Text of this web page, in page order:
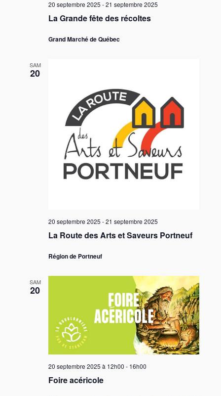
La Grande fête des récoltes
20 septembre 2025 -21 septembre 2025
Grand Marché de Québec
SAM
20
La Route des Arts et Saveurs Portneuf
20 septembre 2025 -21 septembre 2025
Région de Portneuf
SAM
20
Foire acéricole
20 septembre 2025 à 12h00 - 16h00